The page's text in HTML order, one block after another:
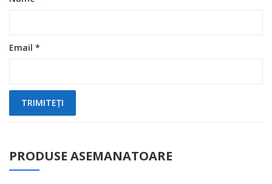
Email *
PRODUSE ASEMANATOARE